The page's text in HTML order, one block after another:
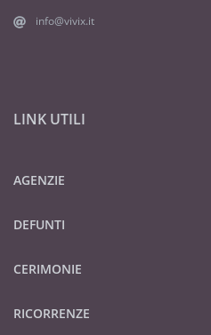
info@vivix.it
LINK UTILI
AGENZIE
DEFUNTI
CERIMONIE
RICORRENZE